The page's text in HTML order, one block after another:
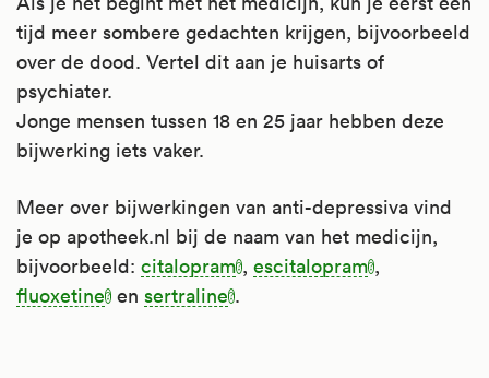
tijd meer sombere gedachten krijgen, bijvoorbeeld
over de dood. Vertel dit aan je huisarts of
psychiater.
Jonge mensen tussen 18 en 25 jaar hebben deze
bijwerking iets vaker.
Meer over bijwerkingen van anti-depressiva vind
je op apotheek.nl bij de naam van het medicijn,
bijvoorbeeld: citalopram ,escitalopram ,
fluoxetine ensertraline .